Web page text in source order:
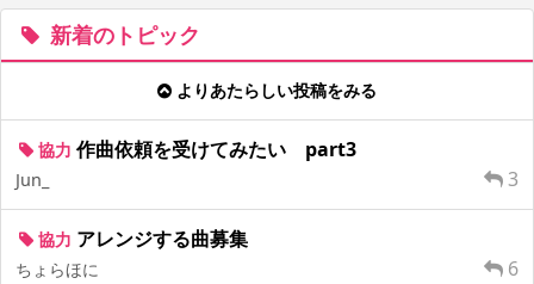
新着のトピック
よりあたらしい投稿をみる
協力 作曲依頼を受けてみたい part3
Jun_ 3
協力 アレンジする曲募集
ちょらほに 6